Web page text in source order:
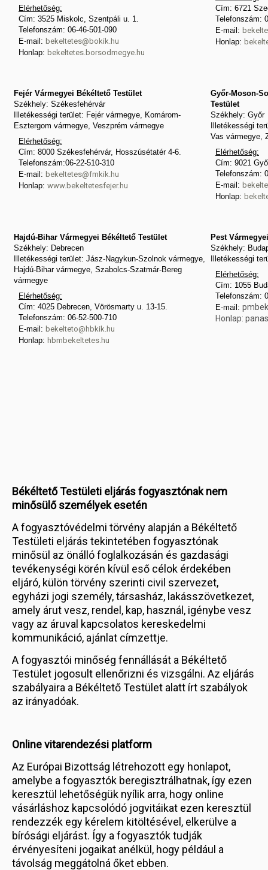
Elérhetőség:
Cím: 3525 Miskolc, Szentpáli u. 1.
Telefonszám: 06-46-501-090
E-mail: bekeltetes@bokik.hu
Honlap: bekeltetes.borsodmegye.hu
Cím: 6721
Telefonszám:
E-mail:
Honlap:
Fejér Vármegyei Békéltető Testület
Székhely: Székesfehérvár
Illetékességi terület: Fejér vármegye, Komárom-
Esztergom vármegye, Veszprém vármegye
Elérhetőség:
Cím: 8000 Székesfehérvár, Hosszúsétatér 4-6.
Telefonszám:06-22-510-310
E-mail: bekeltetes@fmkik.hu
Honlap: www.bekeltetesfejer.hu
Győr-Moson-
Testület
Székhely: Győr
Illetékességi
Vas vármegye,
Elérhetőség:
Cím: 9021
Telefonszám:
E-mail:
Honlap:
Hajdú-Bihar Vármegyei Békéltető Testület
Székhely: Debrecen
Illetékességi terület: Jász-Nagykun-Szolnok vármegye,
Hajdú-Bihar vármegye, Szabolcs-Szatmár-Bereg
vármegye
Elérhetőség:
Cím: 4025 Debrecen, Vörösmarty u. 13-15.
Telefonszám: 06-52-500-710
E-mail: bekelteto@hbkik.hu
Honlap: hbmbekeltetes.hu
Pest
Székhely:
Illetékességi
Elérhetőség:
Cím: 1055
Telefonszám:
E-mail:
Honlap:
Békéltető Testületi eljárás fogyasztónak nem
minősülő személyek esetén
A fogyasztóvédelmi törvény alapján a Békéltető
Testületi eljárás tekintetében fogyasztónak
minősül az önálló foglalkozásán és gazdasági
tevékenységi körén kívül eső célok érdekében
eljáró, külön törvény szerinti civil szervezet,
egyházi jogi személy, társasház, lakásszövetkezet,
amely árut vesz, rendel, kap, használ, igénybe vesz
vagy az áruval kapcsolatos kereskedelmi
kommunikáció, ajánlat címzettje.
A fogyasztói minőség fennállását a Békéltető
Testület jogosult ellenőrizni és vizsgálni. Az eljárás
szabályaira a Békéltető Testület alatt írt szabályok
az irányadóak.
Online vitarendezési platform
Az Európai Bizottság létrehozott egy honlapot,
amelybe a fogyasztók beregisztrálhatnak, így ezen
keresztül lehetőségük nyílik arra, hogy online
vásárláshoz kapcsolódó jogvitáikat ezen keresztül
rendezzék egy kérelem kitöltésével, elkerülve a
bírósági eljárást. Így a fogyasztók tudják
érvényesíteni jogaikat anélkül, hogy például a
távolság meggátolná őket ebben.